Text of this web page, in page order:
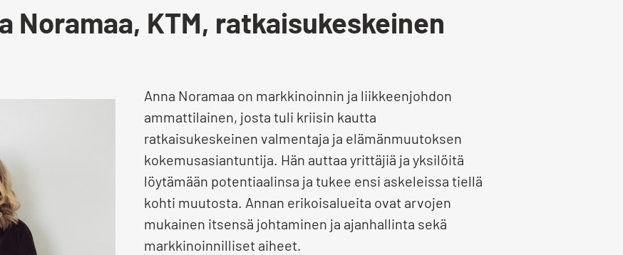
Noramaa, KTM, ratkaisukeskeinen
Anna Noramaa on markkinoinnin ja liikkeenjohdon
ammattilainen, josta tuli kriisin kautta
ratkaisukeskeinen valmentaja ja elämänmuutoksen
kokemusasiantuntija. Hän auttaa yrittäjiä ja yksilöitä
löytämään potentiaalinsa ja tukee ensi askeleissa tiellä
kohti muutosta. Annan erikoisalueita ovat arvojen
mukainen itsensä johtaminen ja ajanhallinta sekä
markkinoinnilliset aiheet.